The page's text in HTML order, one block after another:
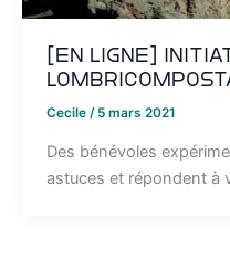
[EN LIGNE]
Cecile / 5 mars 2021
Des bénévoles
astuces et répondent à